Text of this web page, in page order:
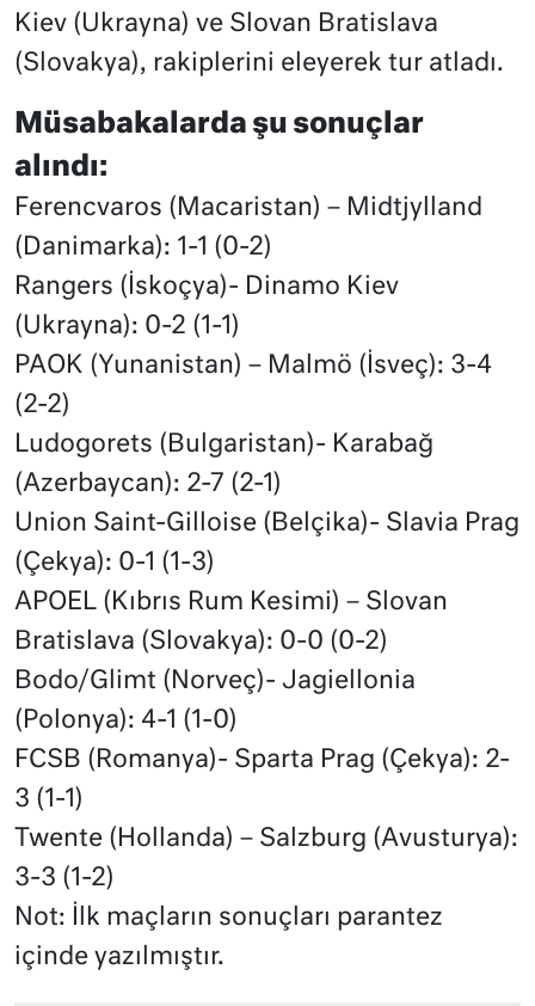
Kiev (Ukrayna) ve Slovan Bratislava
(Slovakya), rakiplerini eleyerek tur atladı.
Müsabakalarda şu sonuçlar
alındı:
Ferencvaros (Macaristan) – Midtjylland
(Danimarka): 1-1 (0-2)
Rangers (İskoçya)- Dinamo Kiev
(Ukrayna): 0-2 (1-1)
PAOK (Yunanistan) – Malmö (İsveç): 3-4
(2-2)
Ludogorets (Bulgaristan)- Karabağ
(Azerbaycan): 2-7 (2-1)
Union Saint-Gilloise (Belçika)- Slavia Prag
(Çekya): 0-1 (1-3)
APOEL (Kıbrıs Rum Kesimi) – Slovan
Bratislava (Slovakya): 0-0 (0-2)
Bodo/Glimt (Norveç)- Jagiellonia
(Polonya): 4-1 (1-0)
FCSB (Romanya)- Sparta Prag (Çekya): 2-
3 (1-1)
Twente (Hollanda) – Salzburg (Avusturya):
3-3 (1-2)
Not: İlk maçların sonuçları parantez
içinde yazılmıştır.